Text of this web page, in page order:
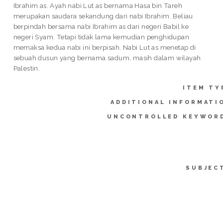
Ibrahim as. Ayah nabi Lut as bernama Hasa bin Tareh
merupakan saudara sekandung dari nabi Ibrahim. Beliau
berpindah bersama nabi Ibrahim as dari negeri Babil ke
negeri Syam. Tetapi tidak lama kemudian penghidupan
memaksa kedua nabi ini berpisah. Nabi Lut as menetap di
sebuah dusun yang bernama sadum, masih dalam wilayah
Palestin.
ITEM
ADDITIONAL
UNCONTROLLED